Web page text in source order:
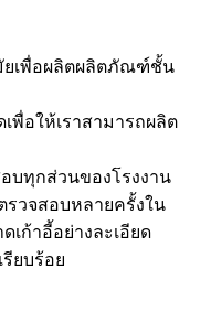
ยเพื่อผลิตผลิตภัณฑ์ชั้น
พื่อให้เราสามารถผลิต
บทุกส่วนของโรงงาน
รวจสอบหลายครั้งใน
เก้าอี้อย่างละเอียด
ยบร้อย